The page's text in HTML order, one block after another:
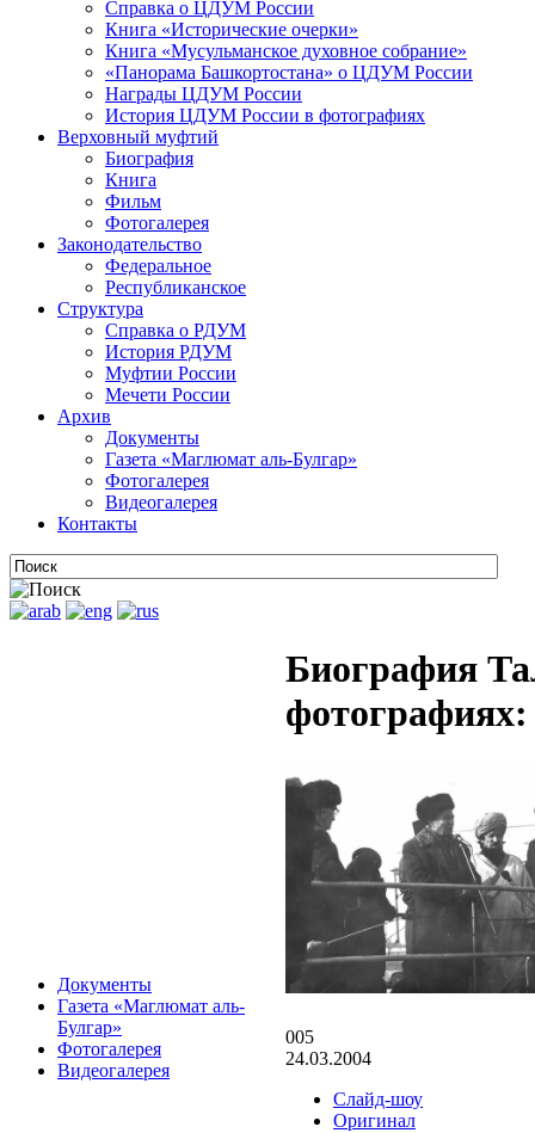
Справка о ЦДУМ России
Книга «Исторические очерки»
Книга «Мусульманское духовное собрание»
«Панорама Башкортостана» о ЦДУМ России
Награды ЦДУМ России
История ЦДУМ России в фотографиях
Верховный муфтий
Биография
Книга
Фильм
Фотогалерея
Законодательство
Федеральное
Республиканское
Структура
Справка о РДУМ
История РДУМ
Муфтии России
Мечети России
Архив
Документы
Газета «Маглюмат аль-Булгар»
Фотогалерея
Видеогалерея
Контакты
Документы
Газета «Маглюмат аль-
Булгар»
Фотогалерея
Видеогалерея
Биография
фотографиях:
005
24.03.2004
Слайд-шоу
Оригинал